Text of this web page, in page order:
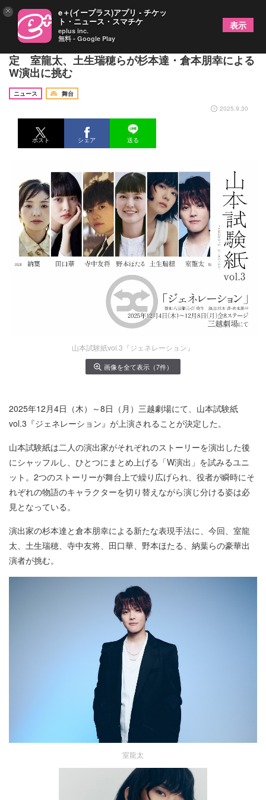
山本試験紙vol.3『ジェネレーション』の上演が決
定 室龍太、土生瑞穂らが杉本達・倉本朋幸による
W演出に挑む
ニュース
舞台
2025.9.30
ポスト シェア 送る
山本試験紙vol.3『ジェネレーション』
画像を全て表示（7件）
2025年12月4日（木）～8日（月）三越劇場にて、山本試験紙
vol.3『ジェネレーション』が上演されることが決定した。
山本試験紙は二人の演出家がそれぞれのストーリーを演出した後
にシャッフルし、ひとつにまとめ上げる「W演出」を試みるユニ
ット。2つのストーリーが舞台上で繰り広げられ、役者が瞬時にそ
れぞれの物語のキャラクターを切り替えながら演じ分ける姿は必
見となっている。
演出家の杉本達と倉本朋幸による新たな表現手法に、今回、室龍
太、土生瑞穂、寺中友将、田口華、野本ほたる、納葉らの豪華出
演者が挑む。
室龍太
× e＋(イープラス)アプリ - チケッ
ト・ニュース・スマチケ
eplus inc.
無料 - Google Play
表示